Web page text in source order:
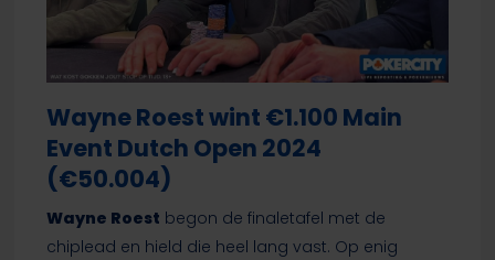
Wayne Roest wint €1.100 Main
Event Dutch Open 2024
(€50.004)
Wayne Roest begon de finaletafel met de
chiplead en hield die heel lang vast. Op enig